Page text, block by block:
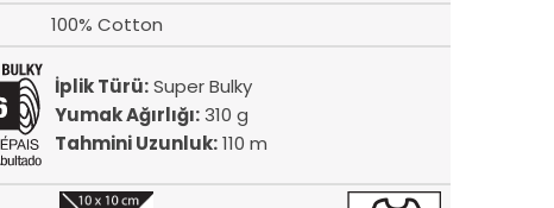
100% Cotton
İplik Türü:Super Bulky
Yumak Ağırlığı:310 g
Tahmini Uzunluk:110 m